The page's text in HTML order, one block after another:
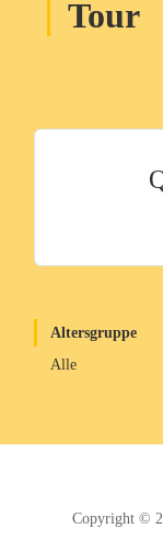
Tour
Altersgruppe
Alle
Copyright ©